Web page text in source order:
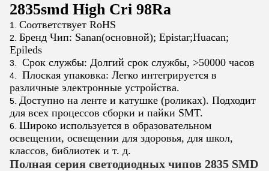
2835smd High Cri 98Ra
Соответствует RoHS
Бренд Чип: Sanan(основной); Epistar;Huacan;
Epileds
Срок службы: Долгий срок службы, >50000 часов
Плоская упаковка: Легко интегрируется в
различные электронные устройства.
Доступно на ленте и катушке (роликах). Подходит
для всех процессов сборки и пайки SMT.
Широко используется в образовательном
освещении, освещении для здоровья, для школ,
классов, библиотек и т. д.
Полная серия светодиодных чипов 2835 SMD